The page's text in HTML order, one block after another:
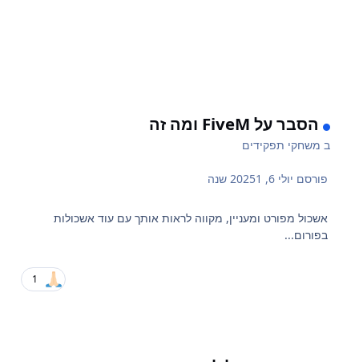
הסבר על FiveM ומה זה
ב משחקי תפקידים
פורסם יולי 6, 2025 1 שנה
אשכול מפורט ומעניין, מקווה לראות אותך עם עוד אשכולות
בפורום...
1